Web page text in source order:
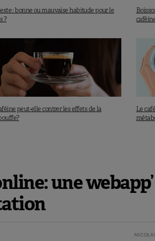
: bonne ou mauvaise habitude pour le
?
peut-elle contrer les effets de la
Le
une